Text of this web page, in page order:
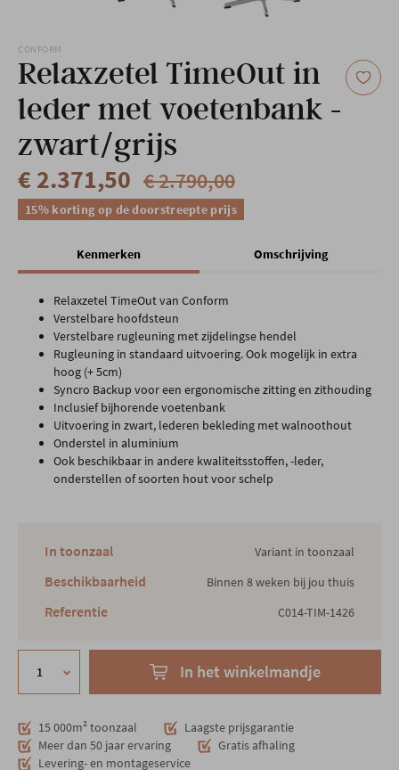
CONFORM
Relaxzetel TimeOut in
leder met voetenbank -
zwart/grijs
€ 2.371,50 € 2.790,00
15% korting op de doorstreepte prijs
Kenmerken Omschrijving
Relaxzetel TimeOut van Conform
Verstelbare hoofdsteun
Verstelbare rugleuning met zijdelingse hendel
Rugleuning in standaard uitvoering. Ook mogelijk in extra
hoog (+ 5cm)
Syncro Backup voor een ergonomische zitting en zithouding
Inclusief bijhorende voetenbank
Uitvoering in zwart, lederen bekleding met walnoothout
Onderstel in aluminium
Ook beschikbaar in andere kwaliteitsstoffen, -leder,
onderstellen of soorten hout voor schelp
In toonzaal Variant in toonzaal
Beschikbaarheid Binnen 8 weken bij jou thuis
Referentie C014-TIM-1426
In het winkelmandje
15 000m² toonzaal
Laagste prijsgarantie
Meer dan 50 jaar ervaring
Gratis afhaling
Levering- en montageservice